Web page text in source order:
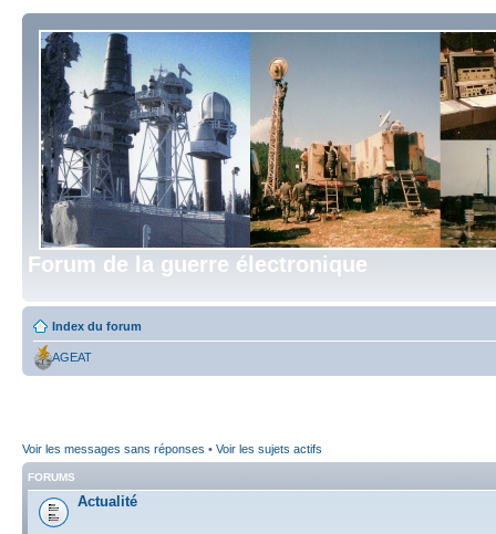
Forum de la guerre électronique
Index du forum
AGEAT
Voir les messages sans réponses • Voir les sujets actifs
FORUMS
Actualité